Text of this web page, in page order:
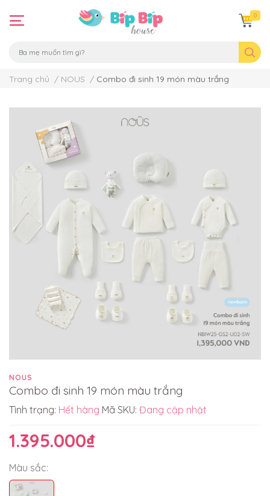
0
Trang chủ / NOUS / Combo đi sinh 19 món màu trắng
NOUS
Combo đi sinh 19 món màu trắng
Tình trạng: Hết hàng Mã SKU: Đang cập nhật
1.395.000₫
Màu sắc: